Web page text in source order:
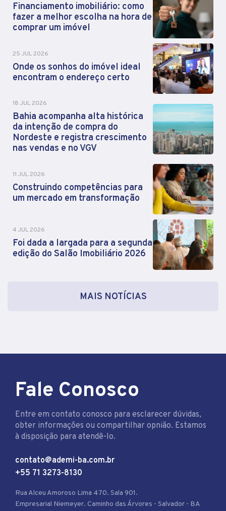
Financiamento imobiliário: como
fazer a melhor escolha na hora de
comprar um imóvel
25 JUL 2026
Onde os sonhos do imóvel ideal
encontram o endereço certo
18 JUL 2026
Bahia acompanha alta histórica
da intenção de compra do
Nordeste e registra crescimento
nas vendas e no VGV
11 JUL 2026
Construindo competências para
um mercado em transformação
4 JUL 2026
Foi dada a largada para a segunda
edição do Salão Imobiliário 2026
MAIS NOTÍCIAS
Fale Conosco
Entre em contato conosco para esclarecer dúvidas,
obter informações ou compartilhar opnião. Estamos
à disposição para atendê-lo.
contato@ademi-ba.com.br
+55 71 3273-8130
Rua Alceu Amoroso Lima 470. Sala 901.
Empresarial Niemeyer. Caminho das Árvores - Salvador - BA